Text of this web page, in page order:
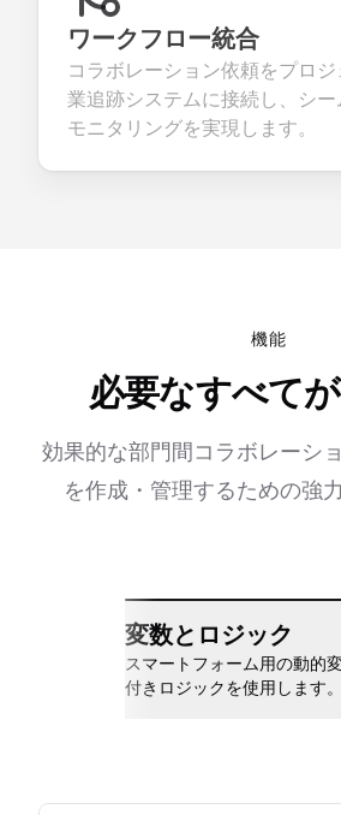
ワークフロー統合
コラボレーション依頼をプロ
業追跡システムに接続し、シー
モニタリングを実現します。
機能
必要なすべて
効果的な部門間コラボレーシ
を作成・管理するための強
変数とロジック
スマートフォーム用の動的
付きロジックを使用します。